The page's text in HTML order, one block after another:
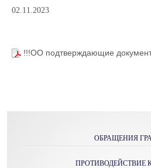
02.11.2023
!!!ОО подтверждающие
ОБРАЩЕНИЯ
ПРОТИВОДЕЙСТВИЕ